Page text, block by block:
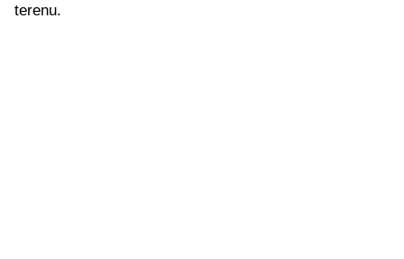
terenu.